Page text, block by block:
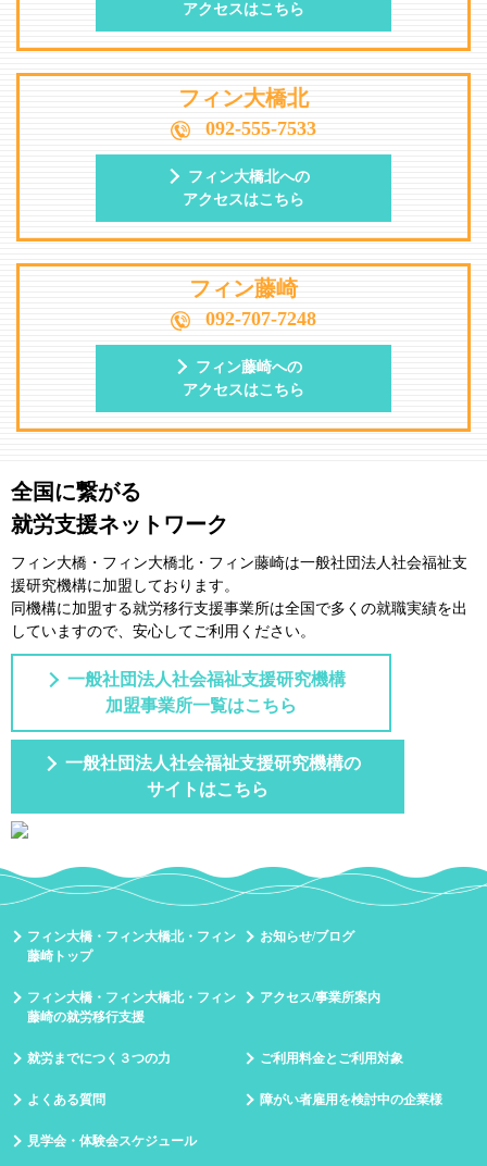
アクセスはこちら
フィン大橋北
092-555-7533
フィン大橋北への
アクセスはこちら
フィン藤崎
092-707-7248
フィン藤崎への
アクセスはこちら
全国に繋がる
就労支援ネットワーク
フィン大橋・フィン大橋北・フィン藤崎は一般社団法⼈社会福祉⽀
援研究機構に加盟しております。
同機構に加盟する就労移⾏⽀援事業所は全国で多くの就職実績を出
していますので、安⼼してご利⽤ください。
一般社団法人社会福祉支援研究機構
加盟事業所一覧はこちら
一般社団法人社会福祉支援研究機構の
サイトはこちら
フィン大橋・フィン大橋北・フィン
藤崎トップ
お知らせ/ブログ
フィン大橋・フィン大橋北・フィン
藤崎の就労移行支援
アクセス/事業所案内
就労までにつく３つの力 ご利用料金とご利用対象
よくある質問 障がい者雇用を検討中の企業様
見学会・体験会スケジュール